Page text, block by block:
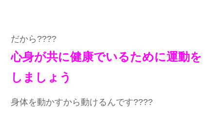
だから????
心身が共に健康でいるために運動を
しましょう
身体を動かすから動けるんです????